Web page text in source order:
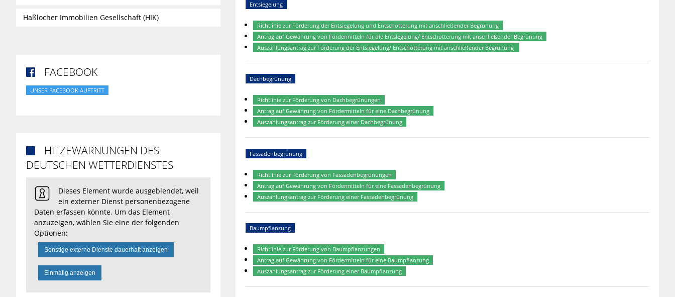
Entsiegelung
Richtlinie zur Förderung der Entsiegelung und Entschotterung mit anschließender Begrünung
Antrag auf Gewährung von Fördermitteln für die Entsiegelung/ Entschotterung mit anschließender Begrünung
Auszahlungsantrag zur Förderung der Entsiegelung/ Entschotterung mit anschließender Begrünung
Dachbegrünung
Richtlinie zur Förderung von Dachbegrünungen
Antrag auf Gewährung von Fördermitteln für eine Dachbegrünung
Auszahlungsantrag zur Förderung einer Dachbegrünung
Fassadenbegrünung
Richtlinie zur Förderung von Fassadenbegrünungen
Antrag auf Gewährung von Fördermitteln für eine Fassadenbegrünung
Auszahlungsantrag zur Förderung einer Fassadenbegrünung
Baumpflanzung
Richtlinie zur Förderung von Baumpflanzungen
Antrag auf Gewährung von Fördermitteln für eine Baumpflanzung
Auszahlungsantrag zur Förderung einer Baumpflanzung
Haßlocher Immobilien Gesellschaft (HIK)
 FACEBOOK
UNSER FACEBOOK AUFTRITT
HITZEWARNUNGEN DES
DEUTSCHEN WETTERDIENSTES
Dieses Element wurde ausgeblendet, weil
ein externer Dienst personenbezogene
Daten erfassen könnte. Um das Element
anzuzeigen, wählen Sie eine der folgenden
Optionen:
Sonstige externe Dienste dauerhaft anzeigen
Einmalig anzeigen